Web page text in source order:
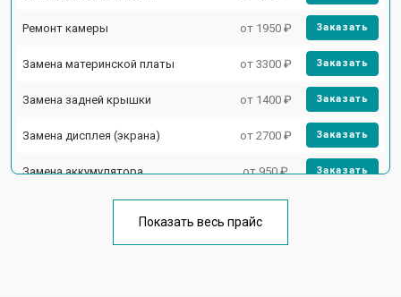
Ремонт камеры от 1950 ₽ Заказать
Замена материнской платы от 3300 ₽ Заказать
Замена задней крышки от 1400 ₽ Заказать
Замена дисплея (экрана) от 2700 ₽ Заказать
Замена аккумулятора от 950 ₽ Заказать
Ремонт цепи питания от 3200 ₽
Показать весь прайс